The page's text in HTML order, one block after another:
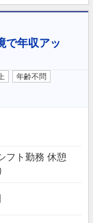
年収アッ
年齢不問
フト勤務 休憩